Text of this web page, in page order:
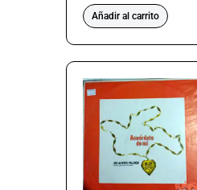
Añadir al carrito